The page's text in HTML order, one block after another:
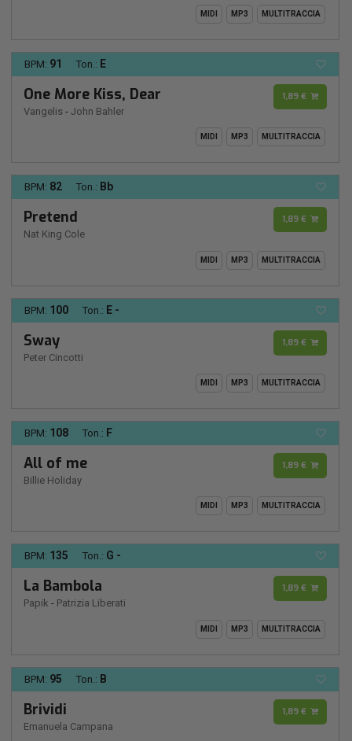
MIDI MP3 MULTITRACCIA
BPM: 91 Ton.: E
One More Kiss, Dear
Vangelis - John Bahler
1,89 €
MIDI MP3 MULTITRACCIA
BPM: 82 Ton.: Bb
Pretend
Nat King Cole
1,89 €
MIDI MP3 MULTITRACCIA
BPM: 100 Ton.: E -
Sway
Peter Cincotti
1,89 €
MIDI MP3 MULTITRACCIA
BPM: 108 Ton.: F
All of me
Billie Holiday
1,89 €
MIDI MP3 MULTITRACCIA
BPM: 135 Ton.: G -
La Bambola
Papik - Patrizia Liberati
1,89 €
MIDI MP3 MULTITRACCIA
BPM: 95 Ton.: B
Brividi
Emanuela Campana
1,89 €